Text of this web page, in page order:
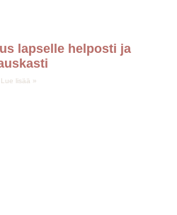
lapselle helposti ja
Lue lisää »